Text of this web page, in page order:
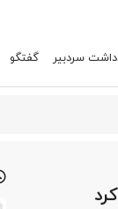
سردبیر گفتگو
خرج شما را چند برابر